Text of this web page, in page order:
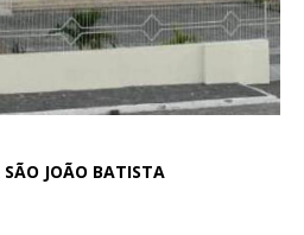
SÃO JOÃO BATISTA